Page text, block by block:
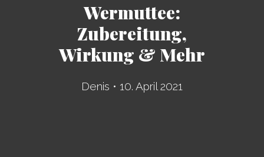
Wermuttee:
Zubereitung,
Wirkung & Mehr
Denis • 10. April 2021